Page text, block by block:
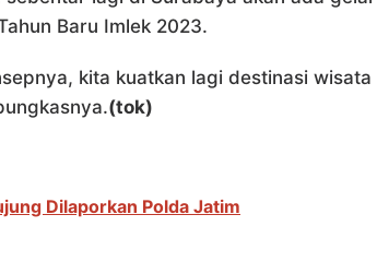
Baru Imlek 2023.
kita kuatkan lagi destinasi wisata
(tok)
Dilaporkan Polda Jatim